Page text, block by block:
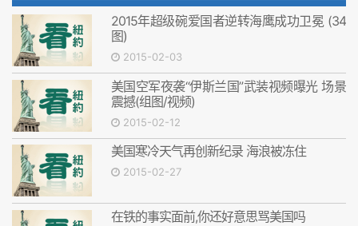
2015年超级碗爱国者逆转海鹰成功卫冕 (34
图)
2015-02-03
美国空军夜袭“伊斯兰国”武装视频曝光 场景
震撼(组图/视频)
2015-02-12
美国寒冷天气再创新纪录 海浪被冻住
2015-02-27
在铁的事实面前,你还好意思骂美国吗